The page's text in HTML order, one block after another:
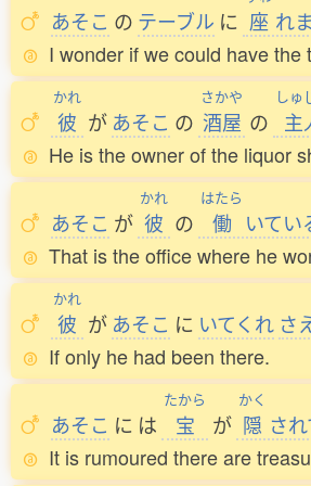
あそこ の テーブル に 座 れ
I wonder if we could have the
かれ
彼 が あそこ の
さかや
酒屋 の
しゅ
主
He is the owner of the liquor
あそこ が
かれ
彼 の
はたら
働 いてい
That is the office where he
かれ
彼 が あそこ に いてくれ さ
If only he had been there.
あそこ に は
たから
宝 が
かく
隠 さ
It is rumoured there are